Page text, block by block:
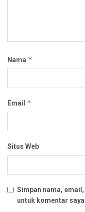
Nama *
Email *
Situs Web
Simpan nama,
untuk komentar